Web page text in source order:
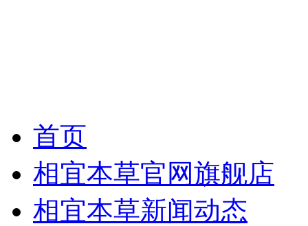
首页
相宜本草官网旗舰店
相宜本草新闻动态